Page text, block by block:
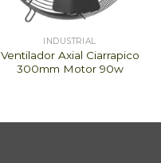
INDUSTRIAL
Ventilador Axial Ciarrapico
300mm Motor 90w